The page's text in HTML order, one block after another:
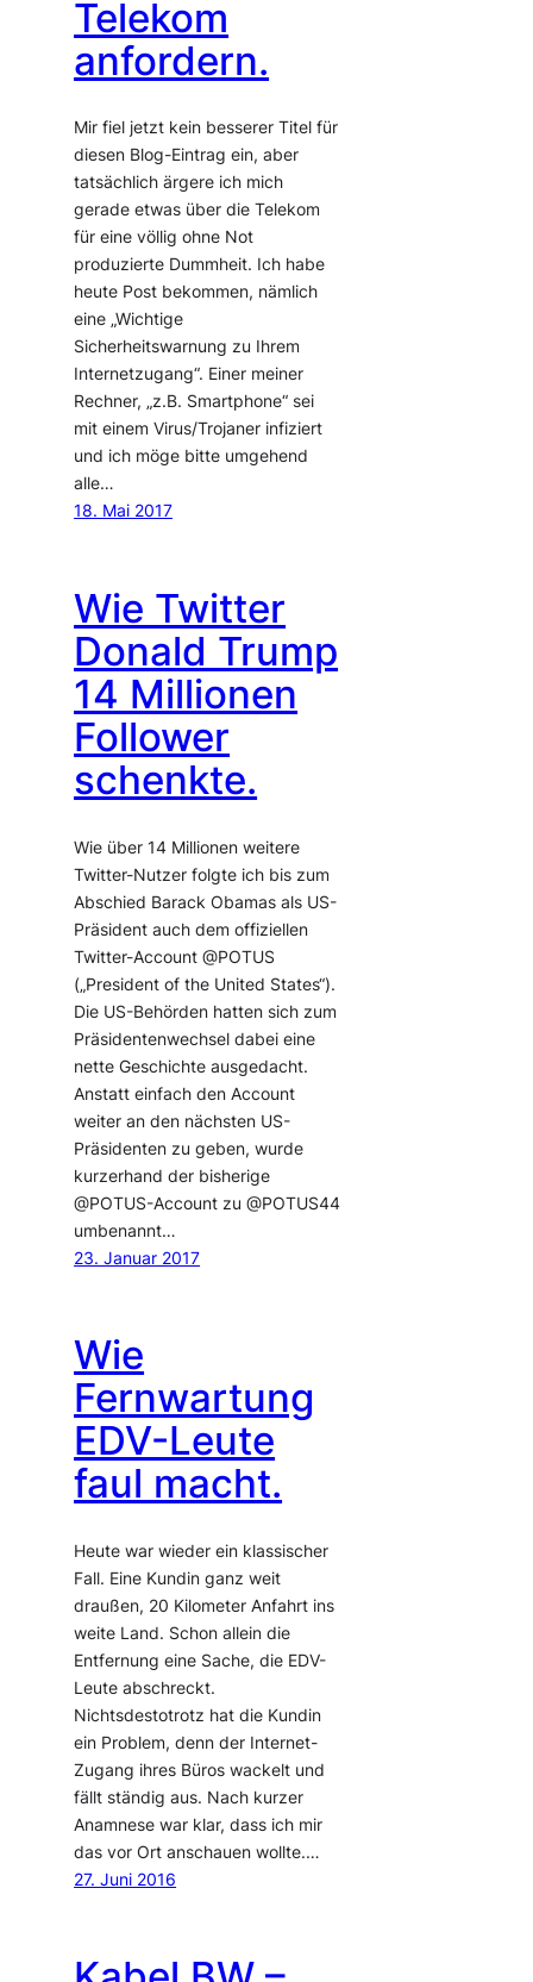
Telekom
anfordern.
Mir fiel jetzt kein besserer Titel für
diesen Blog-Eintrag ein, aber
tatsächlich ärgere ich mich
gerade etwas über die Telekom
für eine völlig ohne Not
produzierte Dummheit. Ich habe
heute Post bekommen, nämlich
eine „Wichtige
Sicherheitswarnung zu Ihrem
Internetzugang“. Einer meiner
Rechner, „z.B. Smartphone“ sei
mit einem Virus/Trojaner infiziert
und ich möge bitte umgehend
alle…
18. Mai 2017
Wie Twitter
Donald Trump
14 Millionen
Follower
schenkte.
Wie über 14 Millionen weitere
Twitter-Nutzer folgte ich bis zum
Abschied Barack Obamas als US-
Präsident auch dem offiziellen
Twitter-Account @POTUS
(„President of the United States“).
Die US-Behörden hatten sich zum
Präsidentenwechsel dabei eine
nette Geschichte ausgedacht.
Anstatt einfach den Account
weiter an den nächsten US-
Präsidenten zu geben, wurde
kurzerhand der bisherige
@POTUS-Account zu @POTUS44
umbenannt…
23. Januar 2017
Wie
Fernwartung
EDV-Leute
faul macht.
Heute war wieder ein klassischer
Fall. Eine Kundin ganz weit
draußen, 20 Kilometer Anfahrt ins
weite Land. Schon allein die
Entfernung eine Sache, die EDV-
Leute abschreckt.
Nichtsdestotrotz hat die Kundin
ein Problem, denn der Internet-
Zugang ihres Büros wackelt und
fällt ständig aus. Nach kurzer
Anamnese war klar, dass ich mir
das vor Ort anschauen wollte.…
27. Juni 2016